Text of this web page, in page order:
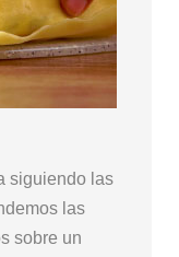
siguiendo las
las
sobre un